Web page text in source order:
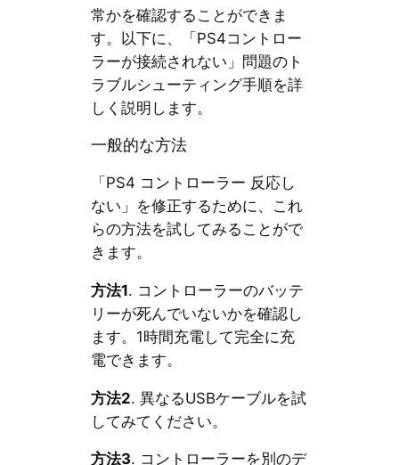
常かを確認することができま
す。以下に、「PS4コントロー
ラーが接続されない」問題のト
ラブルシューティング手順を詳
しく説明します。
一般的な方法
「PS4 コントローラー 反応し
ない」を修正するために、これ
らの方法を試してみることがで
きます。
方法1. コントローラーのバッテ
リーが死んでいないかを確認し
ます。1時間充電して完全に充
電できます。
方法2. 異なるUSBケーブルを試
してみてください。
方法3. コントローラーを別のデ